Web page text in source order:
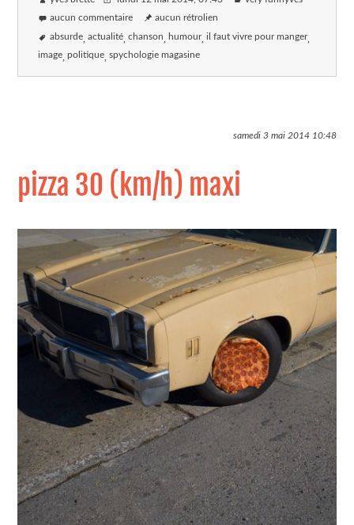
aucun commentaire aucun rétrolien
absurde actualité chanson humour il faut vivre pour manger
image politique spychologie magasine
samedi 3 mai 201410:48
pizza 30 (km/h) maxi